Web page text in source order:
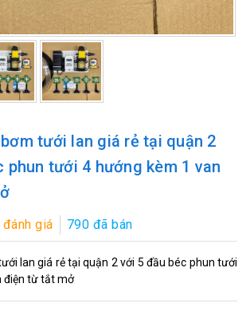
tưới lan giá rẻ tại quận 2
phun tưới 4 hướng kèm 1 van
đánh giá 790 đã bán
lan giá rẻ tại quận 2 với 5 đầu béc phun tưới
điện từ tắt mở